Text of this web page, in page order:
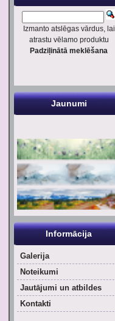
Izmanto atslēgas vārdus, lai
atrastu vēlamo produktu
Padziļinātā meklēšana
Jaunumi
Informācija
Galerija
Noteikumi
Jautājumi un atbildes
Kontakti